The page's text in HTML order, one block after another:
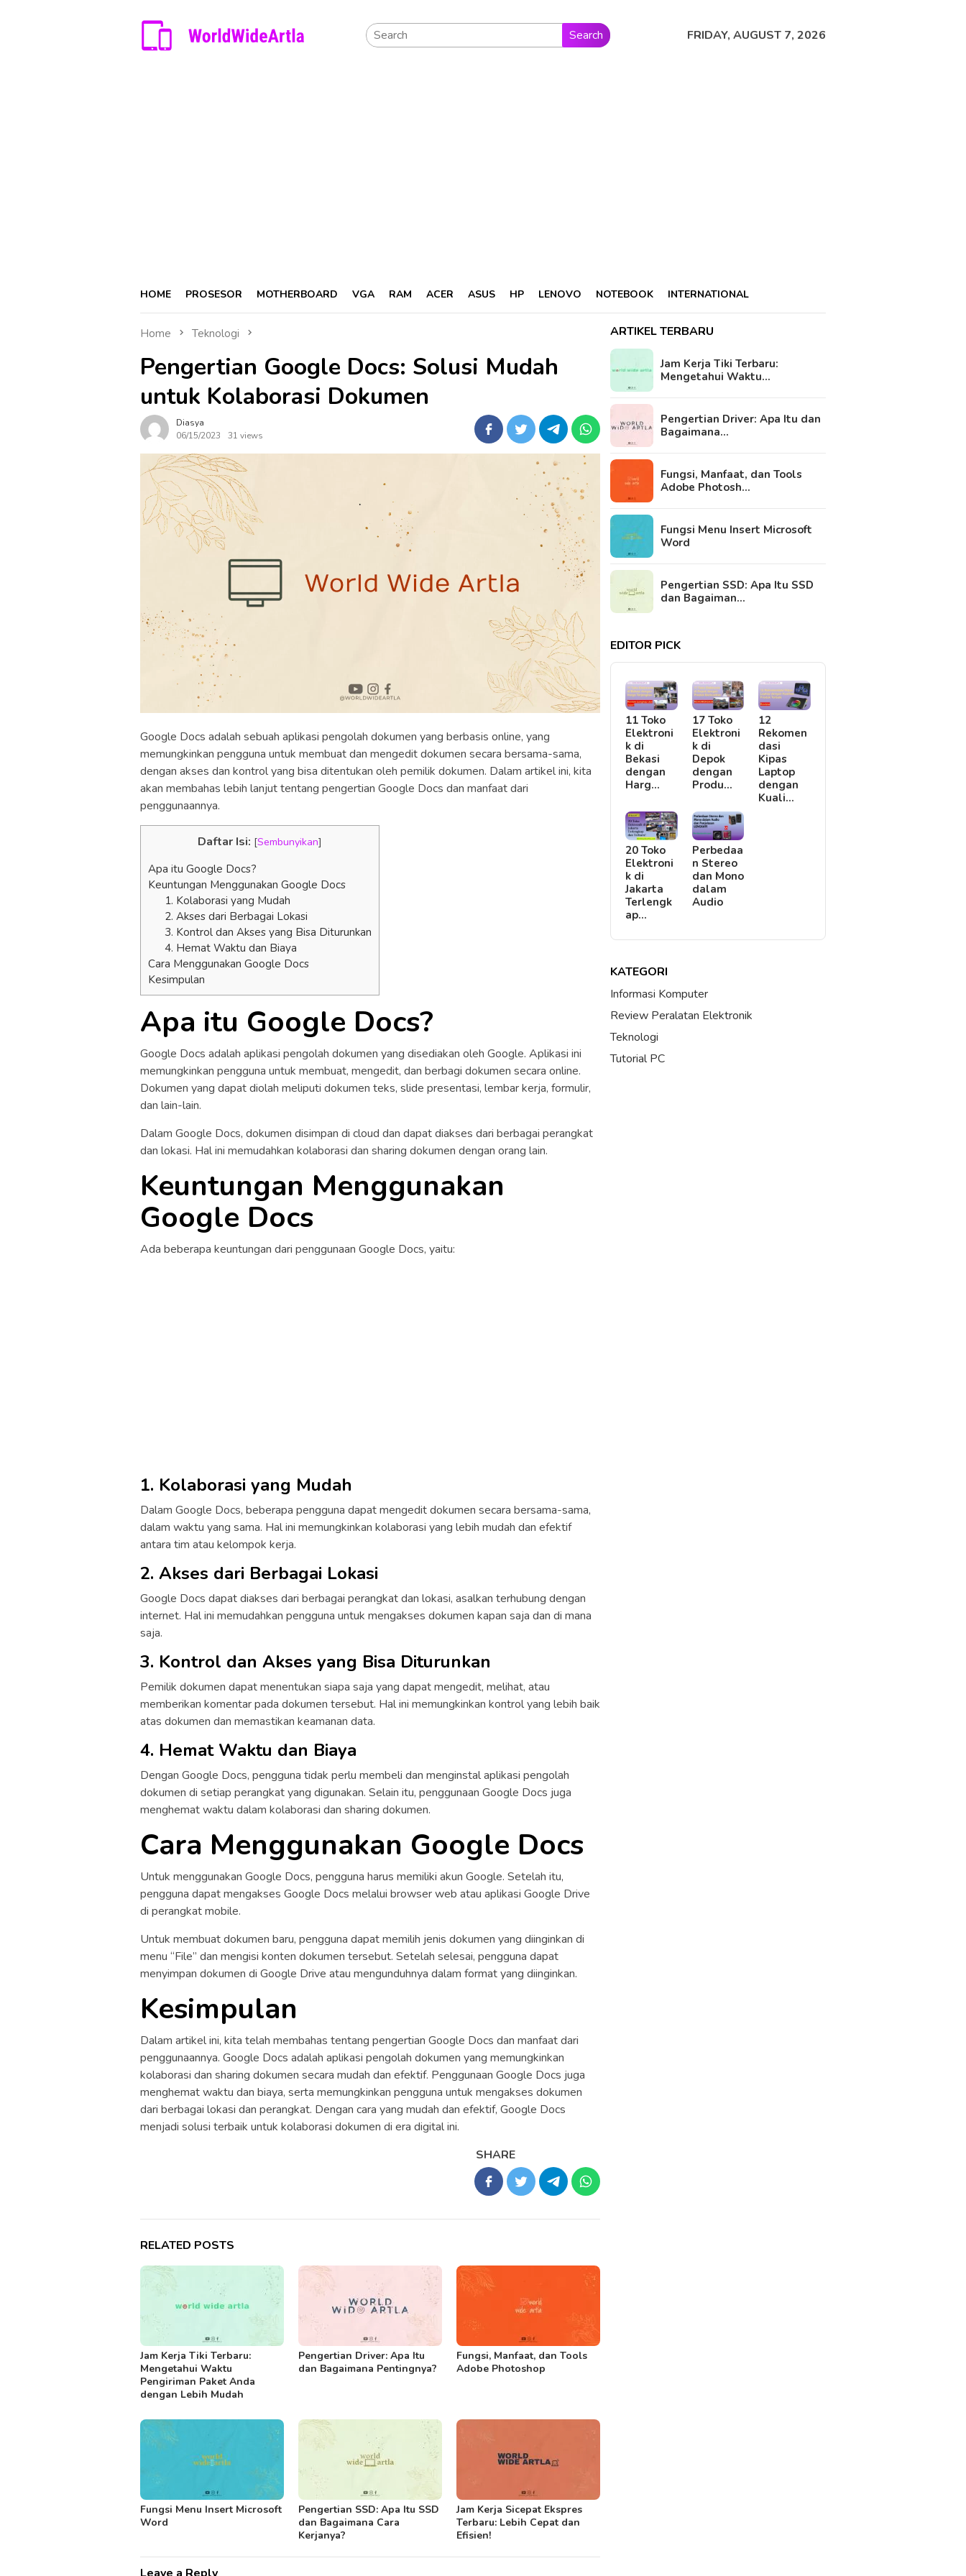
Search FRIDAY, AUGUST 7, 2026
HOME PROSESOR MOTHERBOARD VGA RAM ACER ASUS HP LENOVO NOTEBOOK INTERNATIONAL
Home Teknologi
Pengertian Google Docs: Solusi Mudah
untuk Kolaborasi Dokumen
Diasya
06/15/2023
31 views
Google Docs adalah sebuah aplikasi pengolah dokumen yang berbasis online, yang
memungkinkan pengguna untuk membuat dan mengedit dokumen secara bersama-sama,
dengan akses dan kontrol yang bisa ditentukan oleh pemilik dokumen. Dalam artikel ini, kita
akan membahas lebih lanjut tentang pengertian Google Docs dan manfaat dari
penggunaannya.
Daftar Isi: [Sembunyikan]
Apa itu Google Docs?
Keuntungan Menggunakan Google Docs
1. Kolaborasi yang Mudah
2. Akses dari Berbagai Lokasi
3. Kontrol dan Akses yang Bisa Diturunkan
4. Hemat Waktu dan Biaya
Cara Menggunakan Google Docs
Kesimpulan
Apa itu Google Docs?
Google Docs adalah aplikasi pengolah dokumen yang disediakan oleh Google. Aplikasi ini
memungkinkan pengguna untuk membuat, mengedit, dan berbagi dokumen secara online.
Dokumen yang dapat diolah meliputi dokumen teks, slide presentasi, lembar kerja, formulir,
dan lain-lain.
Dalam Google Docs, dokumen disimpan di cloud dan dapat diakses dari berbagai perangkat
dan lokasi. Hal ini memudahkan kolaborasi dan sharing dokumen dengan orang lain.
Keuntungan Menggunakan
Google Docs
Ada beberapa keuntungan dari penggunaan Google Docs, yaitu:
1. Kolaborasi yang Mudah
Dalam Google Docs, beberapa pengguna dapat mengedit dokumen secara bersama-sama,
dalam waktu yang sama. Hal ini memungkinkan kolaborasi yang lebih mudah dan efektif
antara tim atau kelompok kerja.
2. Akses dari Berbagai Lokasi
Google Docs dapat diakses dari berbagai perangkat dan lokasi, asalkan terhubung dengan
internet. Hal ini memudahkan pengguna untuk mengakses dokumen kapan saja dan di mana
saja.
3. Kontrol dan Akses yang Bisa Diturunkan
Pemilik dokumen dapat menentukan siapa saja yang dapat mengedit, melihat, atau
memberikan komentar pada dokumen tersebut. Hal ini memungkinkan kontrol yang lebih baik
atas dokumen dan memastikan keamanan data.
4. Hemat Waktu dan Biaya
Dengan Google Docs, pengguna tidak perlu membeli dan menginstal aplikasi pengolah
dokumen di setiap perangkat yang digunakan. Selain itu, penggunaan Google Docs juga
menghemat waktu dalam kolaborasi dan sharing dokumen.
Cara Menggunakan Google Docs
Untuk menggunakan Google Docs, pengguna harus memiliki akun Google. Setelah itu,
pengguna dapat mengakses Google Docs melalui browser web atau aplikasi Google Drive
di perangkat mobile.
Untuk membuat dokumen baru, pengguna dapat memilih jenis dokumen yang diinginkan di
menu “File” dan mengisi konten dokumen tersebut. Setelah selesai, pengguna dapat
menyimpan dokumen di Google Drive atau mengunduhnya dalam format yang diinginkan.
Kesimpulan
Dalam artikel ini, kita telah membahas tentang pengertian Google Docs dan manfaat dari
penggunaannya. Google Docs adalah aplikasi pengolah dokumen yang memungkinkan
kolaborasi dan sharing dokumen secara mudah dan efektif. Penggunaan Google Docs juga
menghemat waktu dan biaya, serta memungkinkan pengguna untuk mengakses dokumen
dari berbagai lokasi dan perangkat. Dengan cara yang mudah dan efektif, Google Docs
menjadi solusi terbaik untuk kolaborasi dokumen di era digital ini.
SHARE
RELATED POSTS
Jam Kerja Tiki Terbaru:
Mengetahui Waktu
Pengiriman Paket Anda
dengan Lebih Mudah
Pengertian Driver: Apa Itu
dan Bagaimana Pentingnya?
Fungsi, Manfaat, dan Tools
Adobe Photoshop
Fungsi Menu Insert Microsoft
Word
Pengertian SSD: Apa Itu SSD
dan Bagaimana Cara
Kerjanya?
Jam Kerja Sicepat Ekspres
Terbaru: Lebih Cepat dan
Efisien!
ARTIKEL TERBARU
Jam Kerja Tiki Terbaru:
Mengetahui Waktu…
Pengertian Driver: Apa Itu dan
Bagaimana…
Fungsi, Manfaat, dan Tools
Adobe Photosh…
Fungsi Menu Insert Microsoft
Word
Pengertian SSD: Apa Itu SSD
dan Bagaiman…
EDITOR PICK
11 Toko
Elektroni
k di
Bekasi
dengan
Harg…
17 Toko
Elektroni
k di
Depok
dengan
Produ…
12
Rekomen
dasi
Kipas
Laptop
dengan
Kuali…
20 Toko
Elektroni
k di
Jakarta
Terlengk
ap…
Perbedaa
n Stereo
dan Mono
dalam
Audio
KATEGORI
Informasi Komputer
Review Peralatan Elektronik
Teknologi
Tutorial PC